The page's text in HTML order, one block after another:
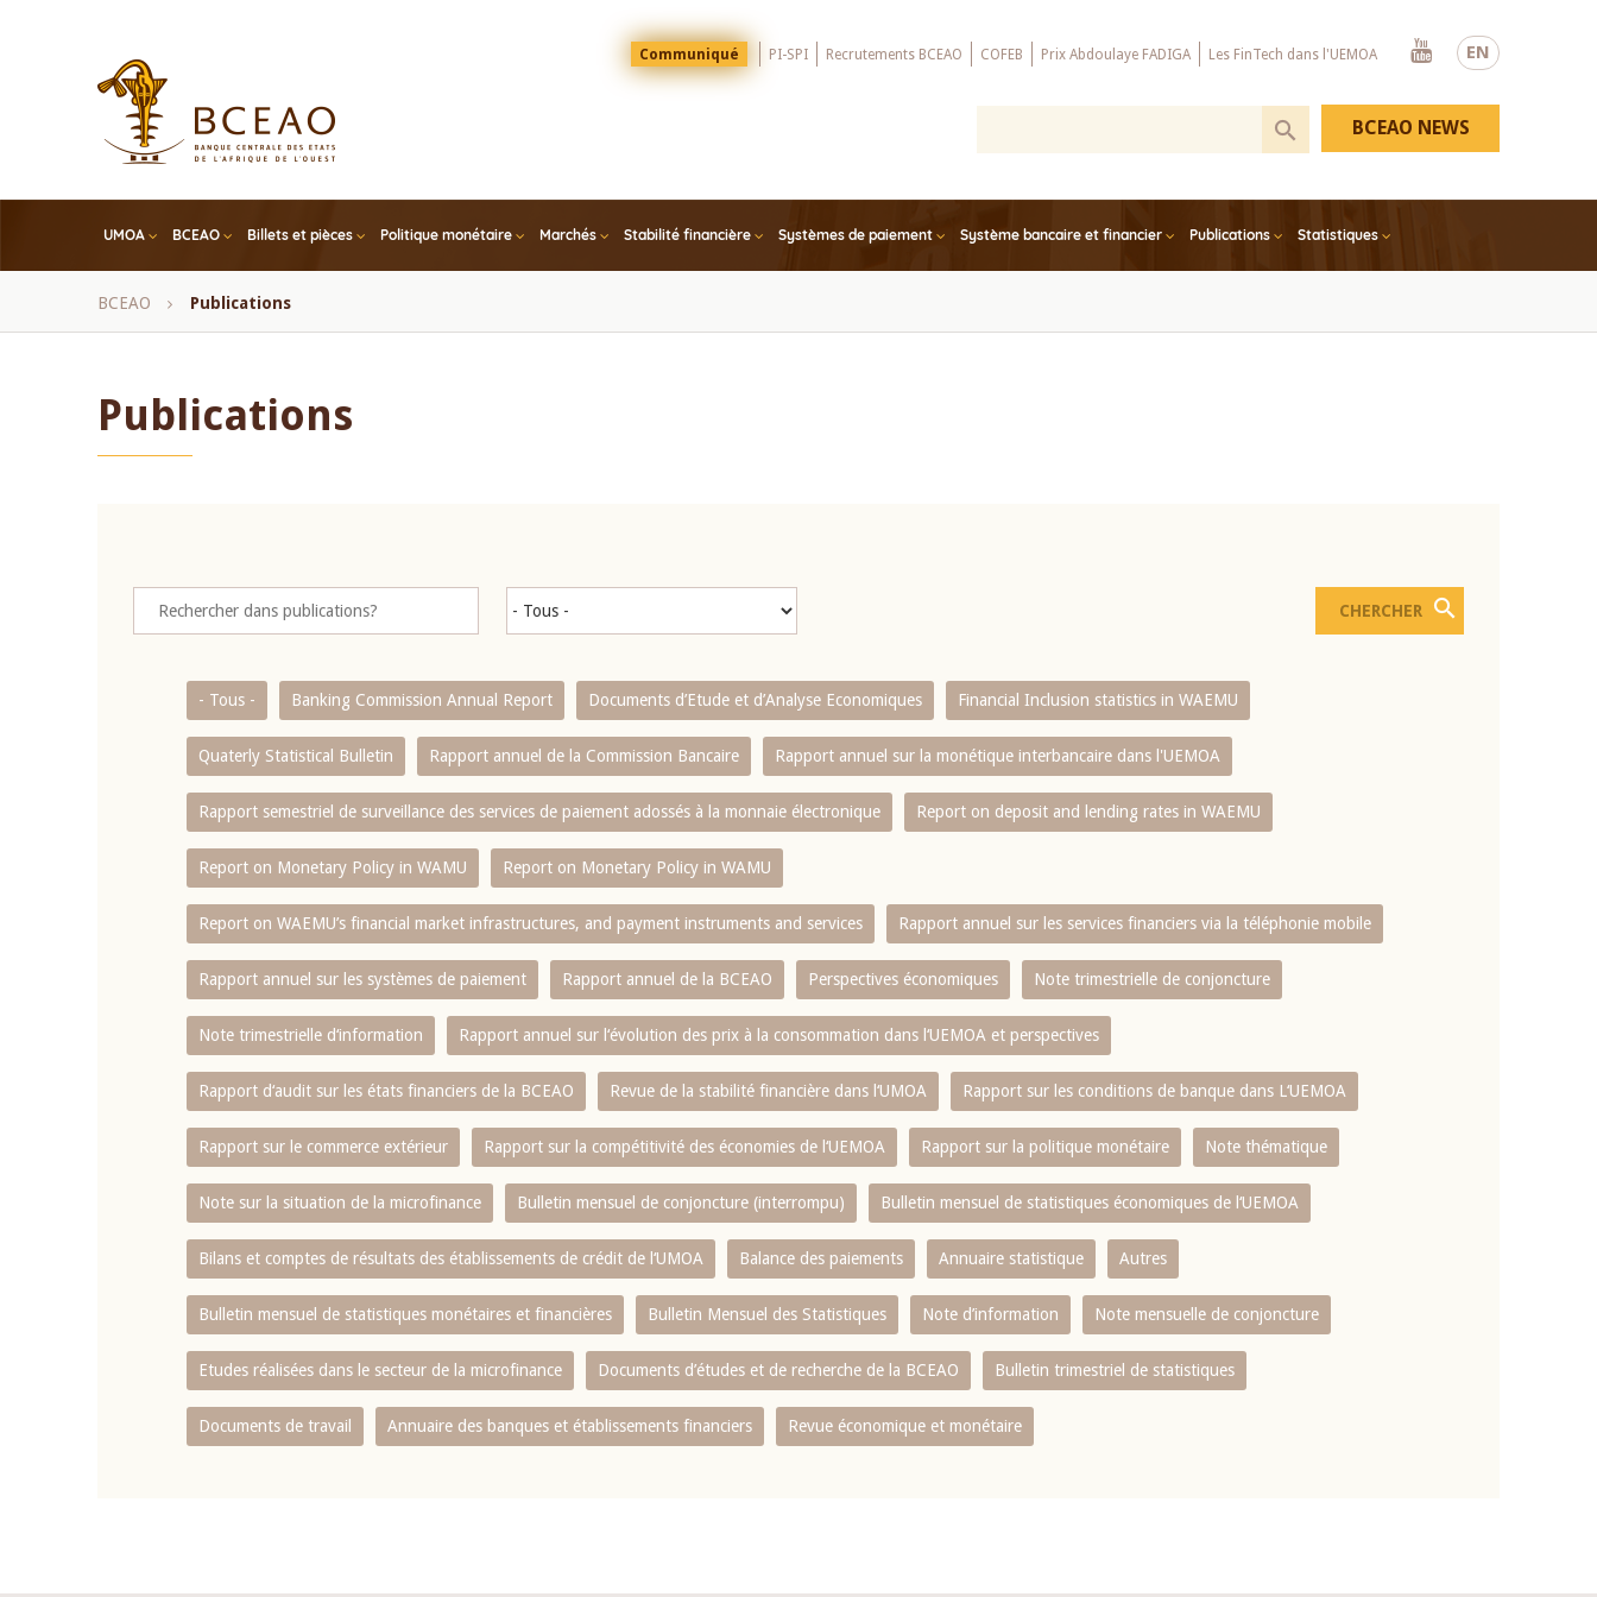
EN
Menu
Top
Communiqué PI-SPI Recrutements BCEAO COFEB Prix Abdoulaye FADIGA Les FinTech dans l'UEMOA
Youtube
UMOA BCEAO Billets et pièces Politique monétaire Marchés Stabilité financière Systèmes de paiement Système bancaire et financier Publications Statistiques
BCEAO NEWS
Fil
BCEAO Publications
Publications
- Tous - Banking Commission Annual Report Documents d’Etude et d’Analyse Economiques Financial Inclusion statistics in WAEMU
Quaterly Statistical Bulletin Rapport annuel de la Commission Bancaire Rapport annuel sur la monétique interbancaire dans l'UEMOA
Rapport semestriel de surveillance des services de paiement adossés à la monnaie électronique Report on deposit and lending rates in WAEMU
Report on Monetary Policy in WAMU Report on Monetary Policy in WAMU
Report on WAEMU’s financial market infrastructures, and payment instruments and services Rapport annuel sur les services financiers via la téléphonie mobile
Rapport annuel sur les systèmes de paiement Rapport annuel de la BCEAO Perspectives économiques Note trimestrielle de conjoncture
Note trimestrielle d‘information Rapport annuel sur l‘évolution des prix à la consommation dans l‘UEMOA et perspectives
Rapport d‘audit sur les états financiers de la BCEAO Revue de la stabilité financière dans l‘UMOA Rapport sur les conditions de banque dans L‘UEMOA
Rapport sur le commerce extérieur Rapport sur la compétitivité des économies de l‘UEMOA Rapport sur la politique monétaire Note thématique
Note sur la situation de la microfinance Bulletin mensuel de conjoncture (interrompu) Bulletin mensuel de statistiques économiques de l‘UEMOA
Bilans et comptes de résultats des établissements de crédit de l‘UMOA Balance des paiements Annuaire statistique Autres
Bulletin mensuel de statistiques monétaires et financières Bulletin Mensuel des Statistiques Note d’information Note mensuelle de conjoncture
Etudes réalisées dans le secteur de la microfinance Documents d’études et de recherche de la BCEAO Bulletin trimestriel de statistiques
Documents de travail Annuaire des banques et établissements financiers Revue économique et monétaire